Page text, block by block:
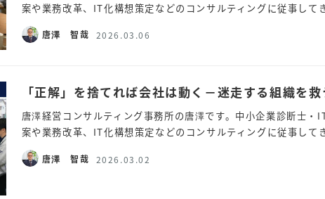
案や業務改革、IT化構想策定などのコンサルティングに従事し
唐澤 智哉 2026.03.06
「正解」を捨てれば会社は動く－迷走する組織を
唐澤経営コンサルティング事務所の唐澤です。中小企業診断士
案や業務改革、IT化構想策定などのコンサルティングに従事し
唐澤 智哉 2026.03.02